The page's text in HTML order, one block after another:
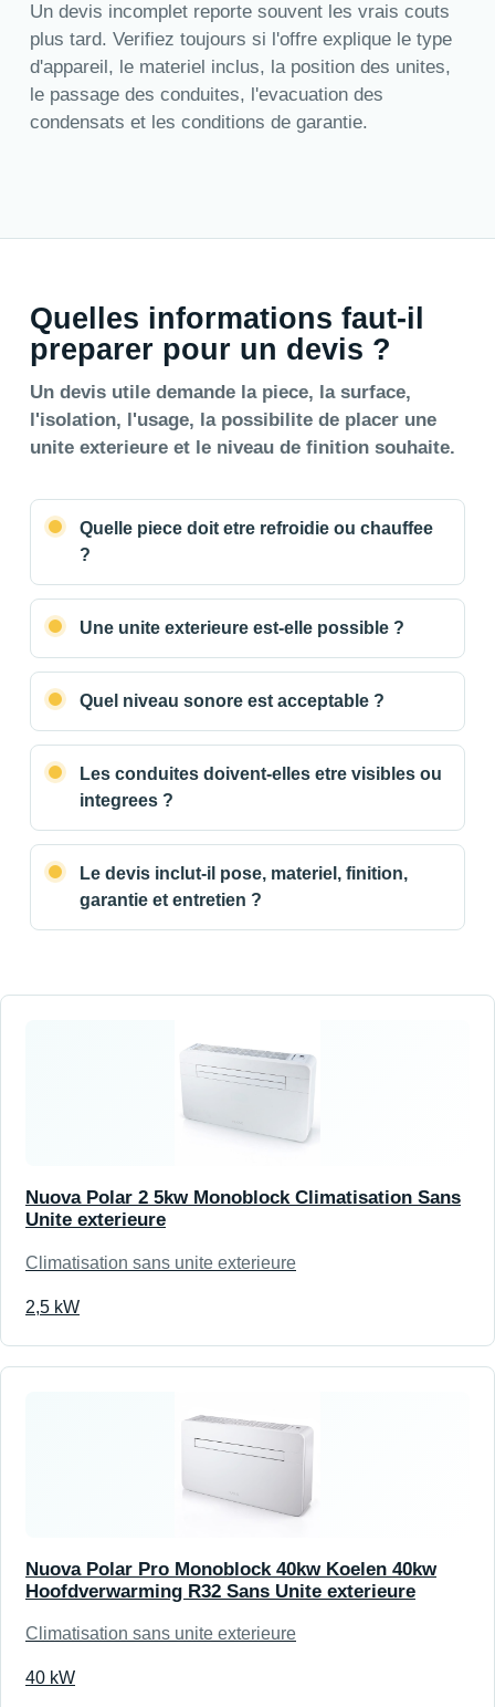
Un devis incomplet reporte souvent les vrais couts
plus tard. Verifiez toujours si l'offre explique le type
d'appareil, le materiel inclus, la position des unites,
le passage des conduites, l'evacuation des
condensats et les conditions de garantie.
Quelles informations faut-il
preparer pour un devis ?
Un devis utile demande la piece, la surface,
l'isolation, l'usage, la possibilite de placer une
unite exterieure et le niveau de finition souhaite.
Quelle piece doit etre refroidie ou chauffee
?
Une unite exterieure est-elle possible ?
Quel niveau sonore est acceptable ?
Les conduites doivent-elles etre visibles ou
integrees ?
Le devis inclut-il pose, materiel, finition,
garantie et entretien ?
Nuova Polar 2 5kw Monoblock Climatisation Sans
Unite exterieure
Climatisation sans unite exterieure
2,5 kW
Nuova Polar Pro Monoblock 40kw Koelen 40kw
Hoofdverwarming R32 Sans Unite exterieure
Climatisation sans unite exterieure
40 kW